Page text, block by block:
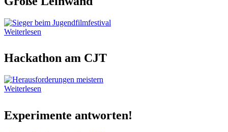
Weiterlesen
Hackathon am CJT
Weiterlesen
Experimente antworten!